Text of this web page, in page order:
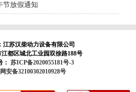
节放假通知
江苏汉柴动力设备有限公司
都区城北工业园双徐路188号
： 苏ICP备2020055181号-3
安备32100302010928号